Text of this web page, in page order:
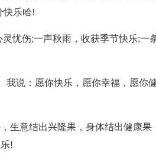
快乐哈!
忧伤;一声秋雨，收获季节快乐;一
我说：愿你快乐，愿你幸福，愿你
生意结出兴隆果，身体结出健康果
!